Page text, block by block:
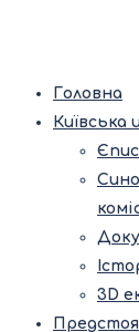
Головна
Київська
3D